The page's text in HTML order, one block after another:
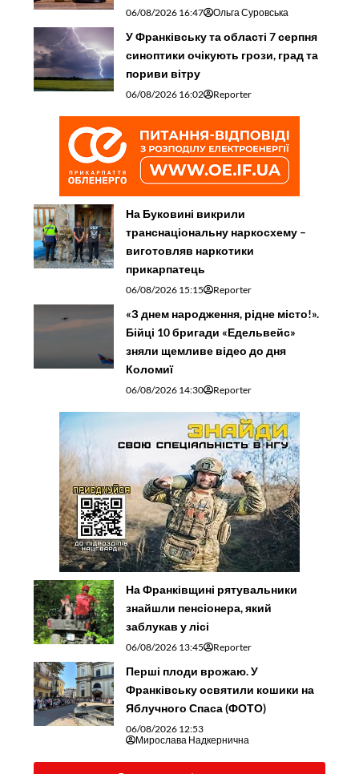
06/08/2026 16:47 Ольга Суровська
У Франківську та області 7 серпня
синоптики очікують грози, град та
пориви вітру
06/08/2026 16:02 Reporter
На Буковині викрили
транснаціональну наркосхему –
виготовляв наркотики
прикарпатець
06/08/2026 15:15 Reporter
«З днем народження, рідне місто!».
Бійці 10 бригади «Едельвейс»
зняли щемливе відео до дня
Коломиї
06/08/2026 14:30 Reporter
На Франківщині рятувальники
знайшли пенсіонера, який
заблукав у лісі
06/08/2026 13:45 Reporter
Перші плоди врожаю. У
Франківську освятили кошики на
Яблучного Спаса (ФОТО)
06/08/2026 12:53
Мирослава Надкернична